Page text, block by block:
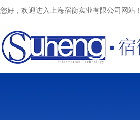
您好，欢迎进入上海宿衡实业有限公司网站！